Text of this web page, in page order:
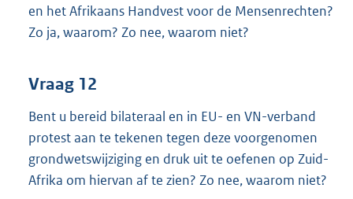
en het Afrikaans Handvest voor de Mensenrechten?
Zo ja, waarom? Zo nee, waarom niet?
Vraag 12
Bent u bereid bilateraal en in EU- en VN-verband
protest aan te tekenen tegen deze voorgenomen
grondwetswijziging en druk uit te oefenen op Zuid-
Afrika om hiervan af te zien? Zo nee, waarom niet?